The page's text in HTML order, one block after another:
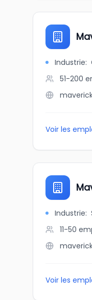
Industrie:
51-200
Voir les
Industrie:
11-50
Voir les